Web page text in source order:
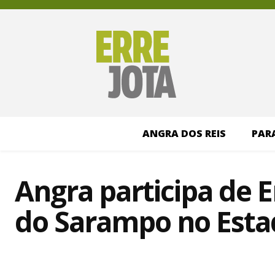
ANGRA DOS REIS
Angra participa de
do Sarampo no